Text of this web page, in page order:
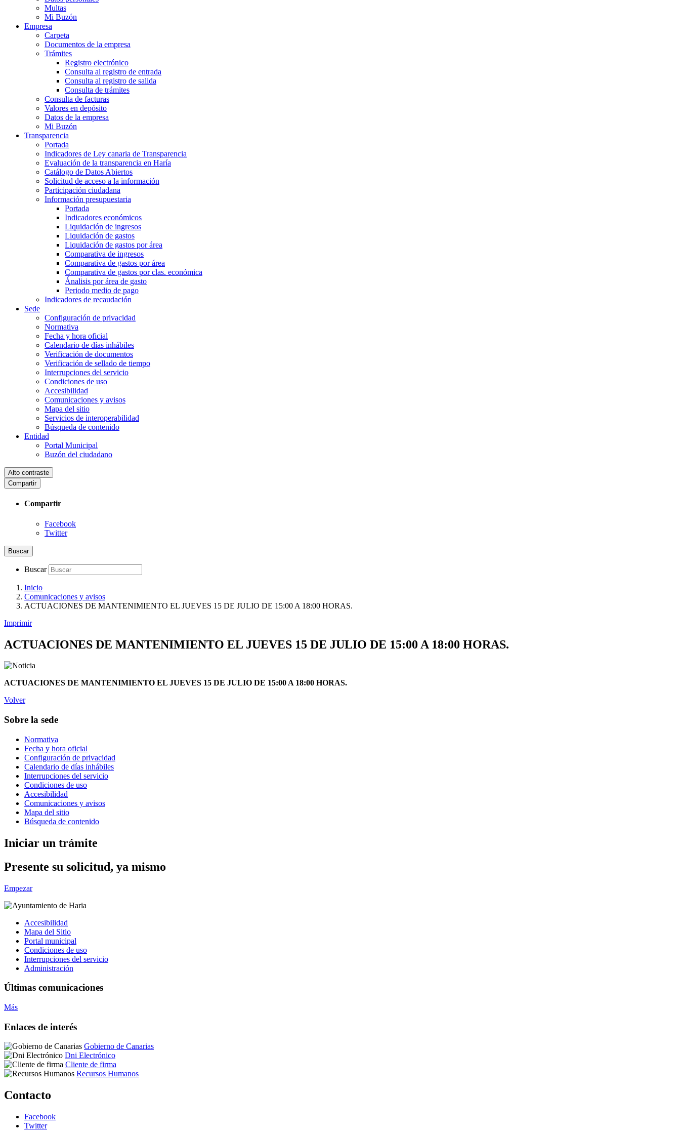
Multas
Mi Buzón
Empresa
Carpeta
Documentos de la empresa
Trámites
Registro electrónico
Consulta al registro de entrada
Consulta al registro de salida
Consulta de trámites
Consulta de facturas
Valores en depósito
Datos de la empresa
Mi Buzón
Transparencia
Portada
Indicadores de Ley canaria de Transparencia
Evaluación de la transparencia en Haría
Catálogo de Datos Abiertos
Solicitud de acceso a la información
Participación ciudadana
Información presupuestaria
Portada
Indicadores económicos
Liquidación de ingresos
Liquidación de gastos
Liquidación de gastos por área
Comparativa de ingresos
Comparativa de gastos por área
Comparativa de gastos por clas. económica
Ánalisis por área de gasto
Periodo medio de pago
Indicadores de recaudación
Sede
Configuración de privacidad
Normativa
Fecha y hora oficial
Calendario de días inhábiles
Verificación de documentos
Verificación de sellado de tiempo
Interrupciones del servicio
Condiciones de uso
Accesibilidad
Comunicaciones y avisos
Mapa del sitio
Servicios de interoperabilidad
Búsqueda de contenido
Entidad
Portal Municipal
Buzón del ciudadano
Alto contraste
Compartir
Compartir
Facebook
Twitter
Buscar
Buscar
Inicio
Comunicaciones y avisos
ACTUACIONES DE MANTENIMIENTO EL JUEVES 15 DE JULIO DE 15:00 A 18:00 HORAS.
Imprimir
ACTUACIONES DE MANTENIMIENTO EL JUEVES 15 DE JULIO DE 15:00 A 18:00 HORAS.
ACTUACIONES DE MANTENIMIENTO EL JUEVES 15 DE JULIO DE 15:00 A 18:00 HORAS.
Volver
Sobre la sede
Normativa
Fecha y hora oficial
Configuración de privacidad
Calendario de días inhábiles
Interrupciones del servicio
Condiciones de uso
Accesibilidad
Comunicaciones y avisos
Mapa del sitio
Búsqueda de contenido
Iniciar un trámite
Presente su solicitud, ya mismo
Empezar
Accesibilidad
Mapa del Sitio
Portal municipal
Condiciones de uso
Interrupciones del servicio
Administración
Últimas comunicaciones
Más
Enlaces de interés
Gobierno de Canarias
Dni Electrónico
Cliente de firma
Recursos Humanos
Contacto
Facebook
Twitter